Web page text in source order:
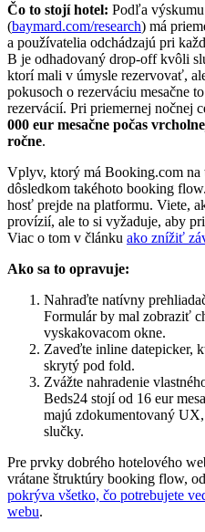
Čo to stojí hotel: Podľa
(baymard.com/research) má
a používatelia odchádzajú pri
B je odhadovaný drop-off kvôli
ktorí mali v úmysle rezervovať,
pokusoch o rezerváciu mesačne
rezervácií. Pri priemernej nočnej
000 eur mesačne počas
ročne.
Vplyv, ktorý má Booking.com na
dôsledkom takéhoto booking
hosť prejde na platformu. Viete,
provízií, ale to si vyžaduje, aby
Viac o tom v článku ako znížiť
Ako sa to opravuje:
Nahraďte natívny
Formulár by mal zobraziť
vyskakovacom okne.
Zaveďte inline datepicker,
skrytý pod fold.
Zvážte nahradenie
Beds24 stojí od 16 eur
majú zdokumentovaný
slučky.
Pre prvky dobrého hotelového
vrátane štruktúry booking flow,
pokrýva všetko, čo potrebujete
webu.